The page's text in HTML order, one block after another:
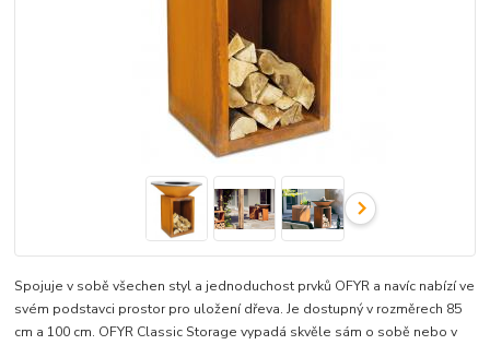
Spojuje v sobě všechen styl a jednoduchost prvků OFYR a navíc nabízí ve
svém podstavci prostor pro uložení dřeva. Je dostupný v rozměrech 85
cm a 100 cm. OFYR Classic Storage vypadá skvěle sám o sobě nebo v